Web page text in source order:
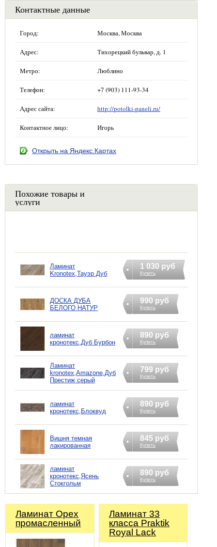
Контактные данные
Город: Москва, Москва
Адрес: Тихорецкий бульвар, д. 1
Метро: Люблино
Телефон: +7 (903) 111-93-34
Адрес сайта: http://potolki-paneli.ru/
Контактное лицо: Игорь
Открыть на Яндекс.Картах
Похожие товары и
услуги
Ламинат
Kronotex,Тауэр Дуб
1 030 руб
Купить
ДОСКА ДУБА
БЕЛОГО НАТУР
990 руб
Купить
ламинат
кронотекс,Дуб Бурбон
890 руб
Купить
Ламинат
kronotex,Amazone,Дуб
Престиж серый
799 руб
Купить
ламинат
кронотекс,Блоквуд
890 руб
Купить
Вишня темная
лакированная
845 руб
Купить
ламинат
кронотекс,Ясень
Стокгольм
890 руб
Купить
Ламинат Орех
промасленный
Ламинат 33
класса Praktik
Royal Lack